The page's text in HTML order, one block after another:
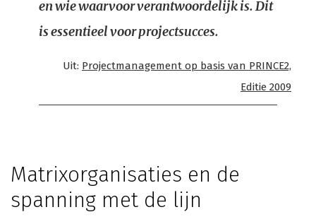
en wie waarvoor verantwoordelijk is. Dit
is essentieel voor projectsucces.
Uit: Projectmanagement op basis van PRINCE2,
Editie 2009
Matrixorganisaties en de
spanning met de lijn